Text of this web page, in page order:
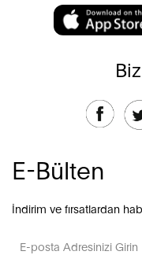
E-Bülten
İndirim ve fırsatlardan